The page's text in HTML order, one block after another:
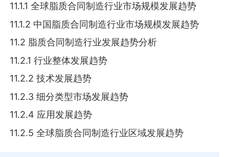
11.1.1 全球脂质合同制造行业市场规模发展趋势
11.1.2 中国脂质合同制造行业市场规模发展趋势
11.2 脂质合同制造行业发展趋势分析
11.2.1 行业整体发展趋势
11.2.2 技术发展趋势
11.2.3 细分类型市场发展趋势
11.2.4 应用发展趋势
11.2.5 全球脂质合同制造行业区域发展趋势